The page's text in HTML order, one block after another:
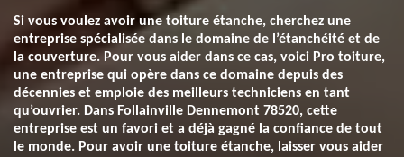
Si vous voulez avoir une toiture étanche, cherchez une
entreprise spécialisée dans le domaine de l’étanchéité et de
la couverture. Pour vous aider dans ce cas, voici Pro toiture,
une entreprise qui opère dans ce domaine depuis des
décennies et emploie des meilleurs techniciens en tant
qu’ouvrier. Dans Follainville Dennemont 78520, cette
entreprise est un favori et a déjà gagné la confiance de tout
le monde. Pour avoir une toiture étanche, laisser vous aider